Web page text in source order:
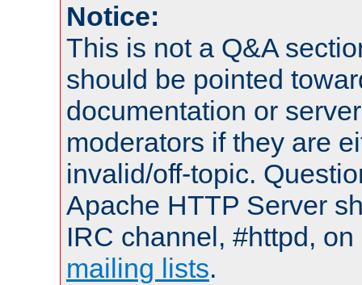
Notice:
This is not a Q&A
should be pointed
documentation or
moderators if they are
invalid/off-topic.
Apache HTTP Server
IRC channel, #httpd,
mailing lists.